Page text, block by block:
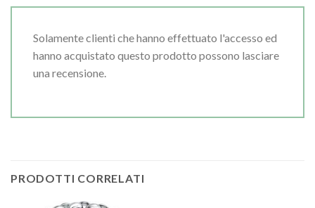
Solamente clienti che hanno effettuato l'accesso ed
hanno acquistato questo prodotto possono lasciare
una recensione.
PRODOTTI CORRELATI